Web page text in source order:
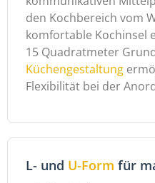
den Kochbereich vom
komfortable Kochinsel
15 Quadratmeter
Küchengestaltung
Flexibilität bei der
L- und U-Form für